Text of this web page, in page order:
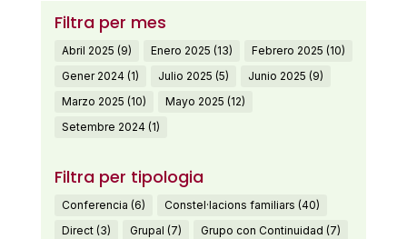
Filtra per mes
Abril 2025 (9) Enero 2025 (13) Febrero 2025 (10)
Gener 2024(1) Julio 2025 (5) Junio 2025 (9)
Marzo 2025 (10) Mayo 2025 (12)
Setembre 2024(1)
Filtra per tipologia
Conferencia (6) Constel·lacions familiars (40)
Direct(3) Grupal (7) Grupo con Continuidad (7)